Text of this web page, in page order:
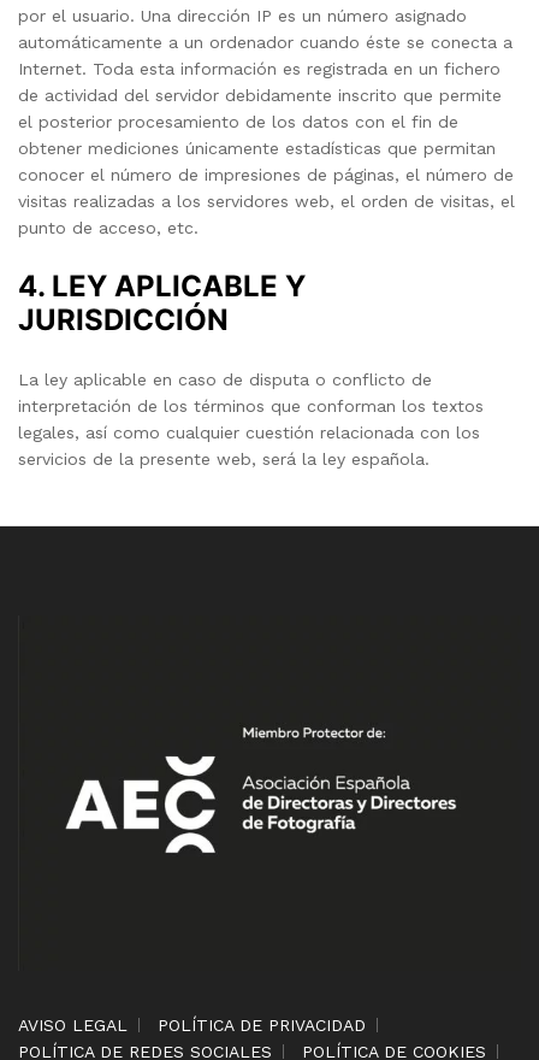
por el usuario. Una dirección IP es un número asignado
automáticamente a un ordenador cuando éste se conecta a
Internet. Toda esta información es registrada en un fichero
de actividad del servidor debidamente inscrito que permite
el posterior procesamiento de los datos con el fin de
obtener mediciones únicamente estadísticas que permitan
conocer el número de impresiones de páginas, el número de
visitas realizadas a los servidores web, el orden de visitas, el
punto de acceso, etc.
4. LEY APLICABLE Y
JURISDICCIÓN
La ley aplicable en caso de disputa o conflicto de
interpretación de los términos que conforman los textos
legales, así como cualquier cuestión relacionada con los
servicios de la presente web, será la ley española.
AVISO LEGAL
POLÍTICA DE PRIVACIDAD
POLÍTICA DE REDES SOCIALES
POLÍTICA DE COOKIES